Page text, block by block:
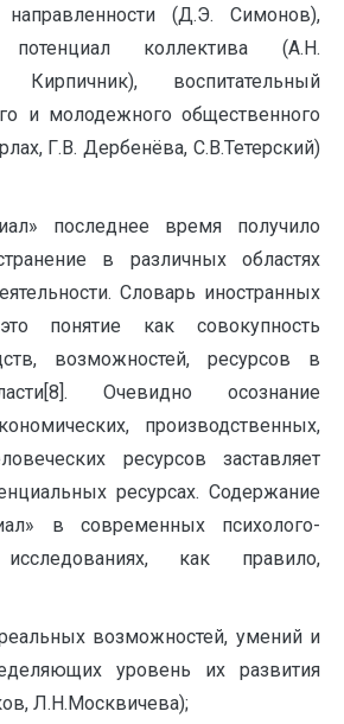
направленности (Д.Э. Симонов),
потенциал коллектива (А.Н.
воспитательный
и молодежного общественного
Г.В. Дербенёва, С.В.Тетерский)
последнее время получило
в различных областях
Словарь иностранных
понятие как совокупность
возможностей, ресурсов в
Очевидно осознание
производственных,
ресурсов заставляет
ресурсах. Содержание
в современных психолого-
исследованиях, как правило,
возможностей, умений и
уровень их развития
Л.Н.Москвичева);